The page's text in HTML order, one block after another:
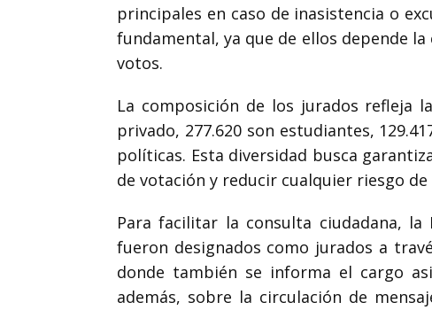
principales en caso de inasistencia o
fundamental, ya que de ellos depende
votos.
La composición de los jurados refleja
privado, 277.620 son estudiantes,
políticas. Esta diversidad busca
de votación y reducir cualquier riesgo de
Para facilitar la consulta ciudadana,
fueron designados como jurados a
donde también se informa el cargo
además, sobre la circulación de